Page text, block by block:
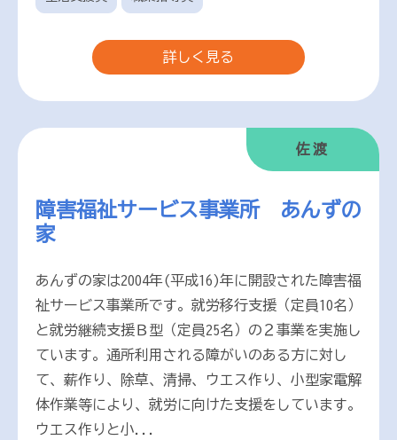
詳しく見る
障害福祉サービス事業所 あんずの
家
佐渡
あんずの家は2004年(平成16)年に開設された障害福
祉サービス事業所です。就労移行支援（定員10名）
と就労継続支援Ｂ型（定員25名）の２事業を実施し
ています。通所利用される障がいのある方に対し
て、薪作り、除草、清掃、ウエス作り、小型家電解
体作業等により、就労に向けた支援をしています。
ウエス作りと小...